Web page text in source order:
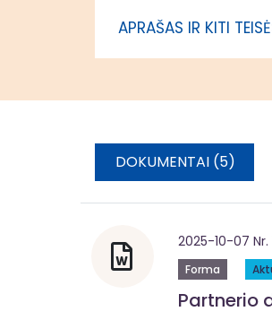
APRAŠAS IR KITI
DOKUMENTAI (5)
2025-10-07
Forma
Partnerio